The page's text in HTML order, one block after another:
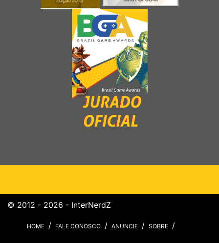
© 2012 - 2026 - InterNerdZ
HOME FALE CONOSCO ANUNCIE SOBRE